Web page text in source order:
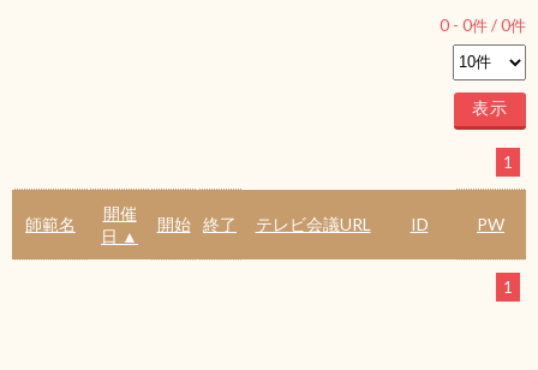
0 - 0件 /0件
1
師範名
開催
日 ▲
開始 終了 テレビ会議URL ID PW
1